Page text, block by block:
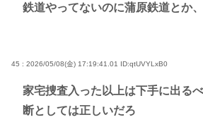
鉄道やってないのに蒲原鉄道とか
45 : 2026/05/08(金) 17:19:41.01 ID:qtUVYLxB0
家宅捜査入った以上は下手に出る
断としては正しいだろ